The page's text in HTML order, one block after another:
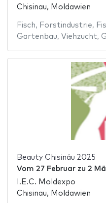
Chisinau, Moldawien
Fisch, Forstindustrie,
Gartenbau, Viehzucht,
Beauty Chisináu 2025
Vom 27 Februarzu 2
I.E.C. Moldexpo
Chisinau, Moldawien